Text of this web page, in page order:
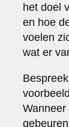
het doel
en hoe
voelen
wat er